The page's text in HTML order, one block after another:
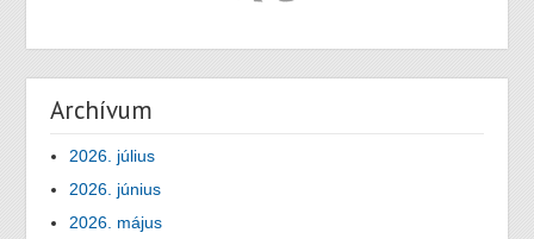
Archívum
2026. július
2026. június
2026. május